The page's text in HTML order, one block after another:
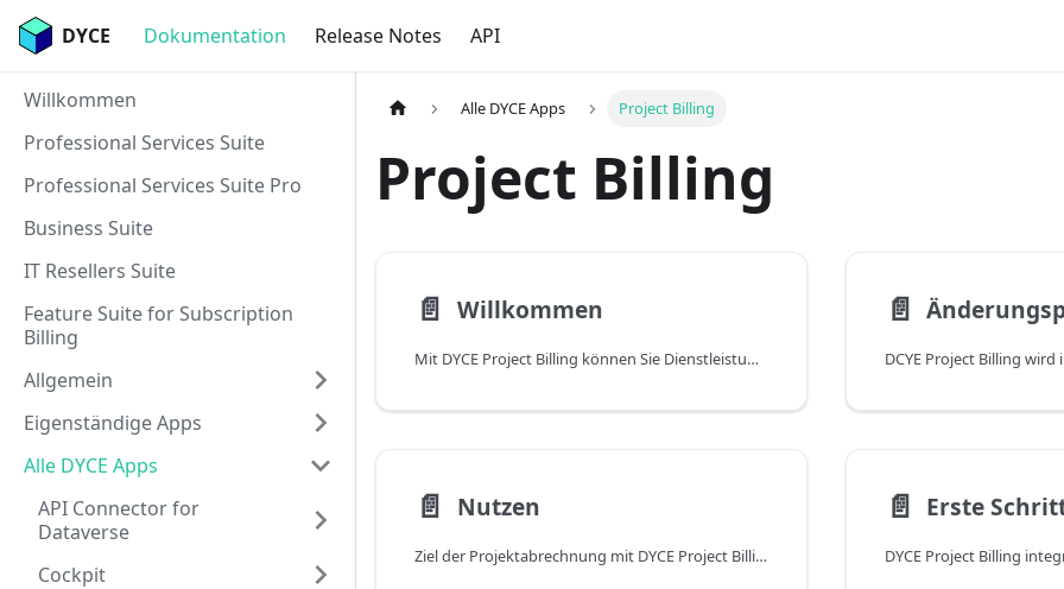
DYCE Dokumentation Release Notes API
Willkommen
Professional Services Suite
Professional Services Suite Pro
Business Suite
IT Resellers Suite
Feature Suite for Subscription
Billing
Allgemein
Eigenständige Apps
Alle DYCE Apps
API Connector for
Dataverse
Cockpit
Alle DYCE Apps Project Billing
Project Billing
📄️ Willkommen
Mit DYCE Project Billing können Sie Dienstleistungen unkompliziert in Rechnung stellen. Flexible Abrechnungsmodelle unterstützen Sie und sorgen für eine erhebliche Zeitersparnis.
📄️
📄️ Nutzen
Ziel der Projektabrechnung mit DYCE Project Billing ist es, Dienstleistungen und Artikel (später auch Reisekosten) zu einem Kundenprojekt gemeinsam über Verkaufsaufträge abrechnen und das Projektbudget kontrollieren zu können.
📄️ Erste